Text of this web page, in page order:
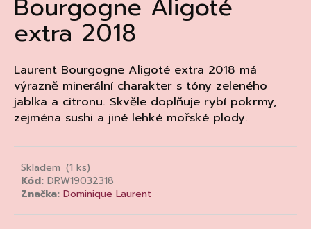
Bourgogne Aligoté
extra 2018
Laurent Bourgogne Aligoté extra 2018 má
výrazně minerální charakter s tóny zeleného
jablka a citronu. Skvěle doplňuje rybí pokrmy,
zejména sushi a jiné lehké mořské plody.
Skladem (1 ks)
Kód: DRW19032318
Značka: Dominique Laurent
a
j
t
?
D